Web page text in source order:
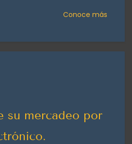
Conoce más
su mercadeo por